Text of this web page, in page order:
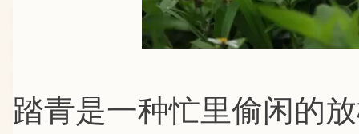
踏青是一种忙里偷闲的